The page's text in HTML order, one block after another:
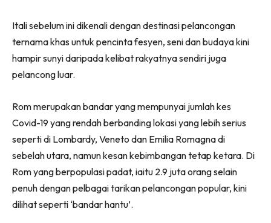
Itali sebelum ini dikenali dengan destinasi pelancongan
ternama khas untuk pencinta fesyen, seni dan budaya kini
hampir sunyi daripada kelibat rakyatnya sendiri juga
pelancong luar.
Rom merupakan bandar yang mempunyai jumlah kes
Covid-19 yang rendah berbanding lokasi yang lebih serius
seperti di Lombardy, Veneto dan Emilia Romagna di
sebelah utara, namun kesan kebimbangan tetap ketara. Di
Rom yang berpopulasi padat, iaitu 2.9 juta orang selain
penuh dengan pelbagai tarikan pelancongan popular, kini
dilihat seperti ‘bandar hantu’.